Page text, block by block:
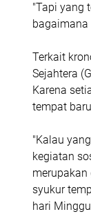
"Tapi yang
bagaimana
Terkait
Sejahtera
Karena
tempat
"Kalau
kegiatan
syukur
hari